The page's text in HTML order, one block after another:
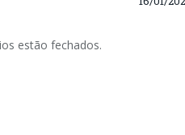
estão fechados.